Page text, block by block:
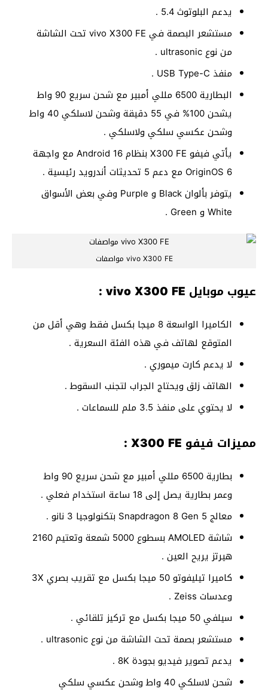
يدعم البلوتوث 5.4 .
مستشعر البصمة في vivo X300 FE تحت الشاشة
من نوع ultrasonic .
منفذ USB Type-C .
البطارية 6500 مللي أمبير مع شحن سريع 90 واط
يشحن 100% في 55 دقيقة وشحن لاسلكي 40 واط
وشحن عكسي سلكي ولاسلكي .
يأتي فيفو X300 FE بنظام Android 16 مع واجهة
OriginOS 6 مع دعم 5 تحديثات أندرويد رئيسية .
يتوفر بألوان Black و Purple وفي بعض الأسواق
White و Green .
vivo X300 FE مواصفات
عيوب موبايل vivo X300 FE :
الكاميرا الواسعة 8 ميجا بكسل فقط وهي أقل من
المتوقع لهاتف في هذه الفئة السعرية .
لا يدعم كارت ميموري .
الهاتف زلق ويحتاج الجراب لتجنب السقوط .
لا يحتوي على منفذ 3.5 ملم للسماعات .
مميزات فيفو X300 FE :
بطارية 6500 مللي أمبير مع شحن سريع 90 واط
وعمر بطارية يصل إلى 18 ساعة استخدام فعلي .
معالج Snapdragon 8 Gen 5 بتكنولوجيا 3 نانو .
شاشة AMOLED بسطوع 5000 شمعة وتعتيم 2160
هيرتز يريح العين .
كاميرا تيليفوتو 50 ميجا بكسل مع تقريب بصري 3X
وعدسات Zeiss .
سيلفي 50 ميجا بكسل مع تركيز تلقائي .
مستشعر بصمة تحت الشاشة من نوع ultrasonic .
يدعم تصوير فيديو بجودة 8K .
شحن لاسلكي 40 واط وشحن عكسي سلكي